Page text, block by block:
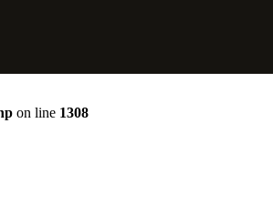
on line 1308